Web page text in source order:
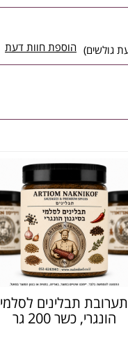
הוספת חוות דעת
תערובת תבלינים לסלמי
הונגרי, כשר 200 גר